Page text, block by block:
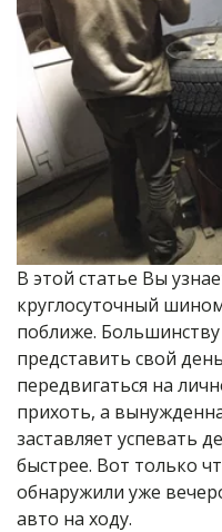
В этой статье Вы
круглосуточный
поближе.
представить свой
передвигаться на
прихоть, а
заставляет успевать
быстрее. Вот только
обнаружили уже
авто на ходу.